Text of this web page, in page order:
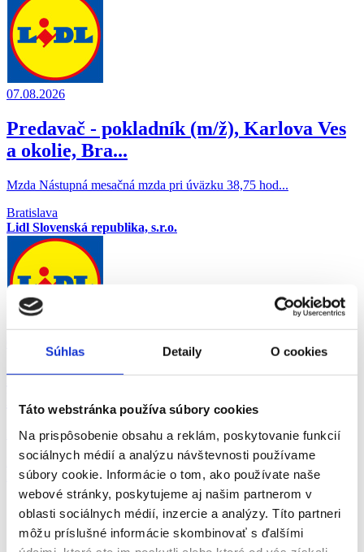
Súhlas Detaily O cookies
Táto webstránka používa súbory cookies
Na prispôsobenie obsahu a reklám, poskytovanie funkcií
sociálnych médií a analýzu návštevnosti používame
súbory cookie. Informácie o tom, ako používate naše
webové stránky, poskytujeme aj našim partnerom v
oblasti sociálnych médií, inzercie a analýzy. Títo partneri
môžu príslušné informácie skombinovať s ďalšími
07.08.2026
Predavač - pokladník (m/ž), Karlova Ves
a okolie, Bra...
Mzda Nástupná mesačná mzda pri úväzku 38,75 hod...
Bratislava
Lidl Slovenská republika, s.r.o.
07.08.2026
Predavač - pokladník (m/ž), Ružinov,
Bratislava
Mzda Nástupná mesačná mzda pri úväzku 38,75 hod...
Bratislava
Lidl Slovenská republika, s.r.o.